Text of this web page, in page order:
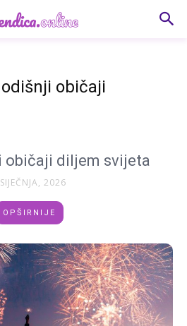
običaji
običaji diljem svijeta
2026
OPŠIRNIJE